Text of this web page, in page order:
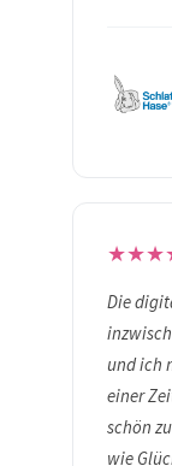
★★★
Die
und ich
einer
schön
wie